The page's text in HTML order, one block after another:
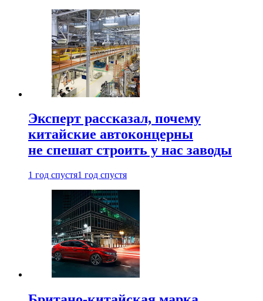
Эксперт рассказал, почему
китайские автоконцерны
не спешат строить у нас заводы
1 год спустя1 год спустя